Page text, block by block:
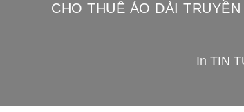
CHO THUÊ ÁO DÀI
In TIN